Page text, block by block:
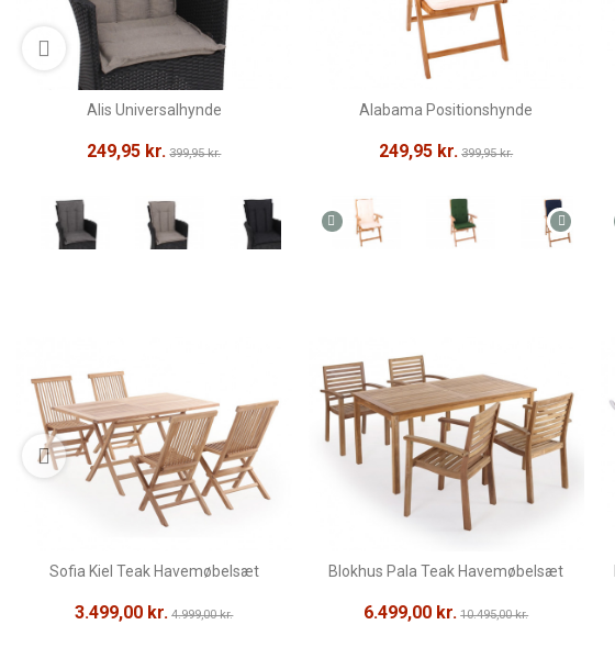
Alis Universalhynde
249,95 kr. 399,95 kr.
Alabama Positionshynde
249,95 kr. 399,95 kr.
Sofia Kiel Teak Havemøbelsæt
3.499,00 kr. 4.999,00 kr.
Blokhus Pala Teak Havemøbelsæt
6.499,00 kr. 10.495,00 kr.